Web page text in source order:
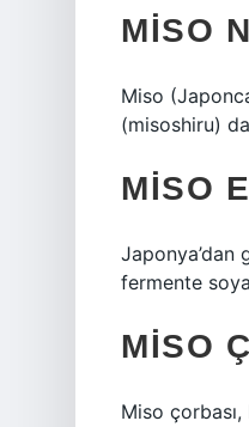
MISO
Miso
(misoshiru) da
MISO
Japonya’dan
fermente
MISO
Miso